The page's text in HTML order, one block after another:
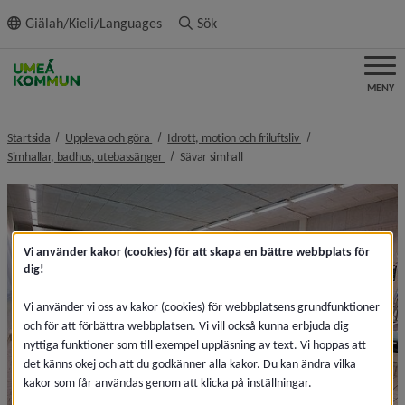
innehållet
Giälah/Kieli/Languages Sök
MENY
Startsida Uppleva och göra nivå i brödsmulenavigeringen
Idrott, motion och friluftsliv nivå i
Simhallar, badhus, utebassänger nivå i brödsmulenavigeringen
Sävar simhallnivå i brödsmulenavigeringen
Vi använder kakor (cookies) för att skapa en bättre webbplats för
dig!
Vi använder vi oss av kakor (cookies) för webbplatsens grundfunktioner
och för att förbättra webbplatsen. Vi vill också kunna erbjuda dig
nyttiga funktioner som till exempel uppläsning av text. Vi hoppas att
det känns okej och att du godkänner alla kakor. Du kan ändra vilka
kakor som får användas genom att klicka på inställningar.